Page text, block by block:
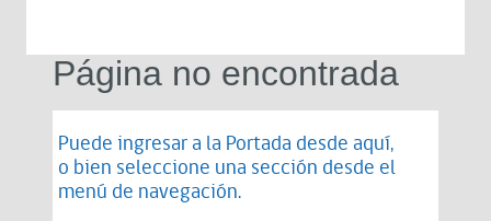
Página no encontrada
Puede ingresar a la Portada desde aquí,
o bien seleccione una sección desde el
menú de navegación.